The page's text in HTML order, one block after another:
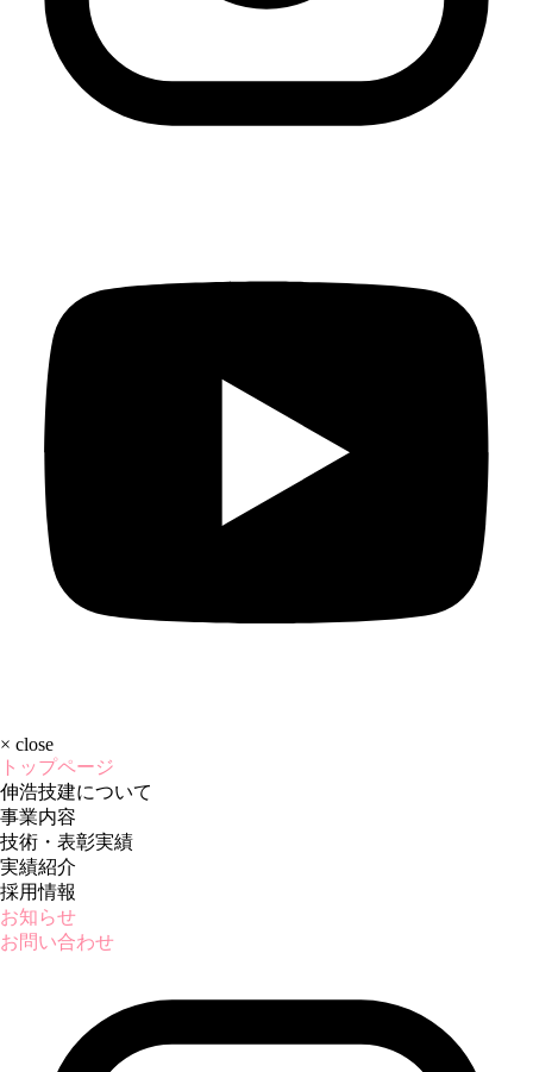
× close
トップページ
伸浩技建について
事業内容
技術・表彰実績
実績紹介
採用情報
お知らせ
お問い合わせ